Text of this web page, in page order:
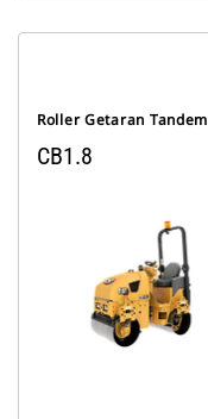
Roller Getaran Tandem
CB1.8